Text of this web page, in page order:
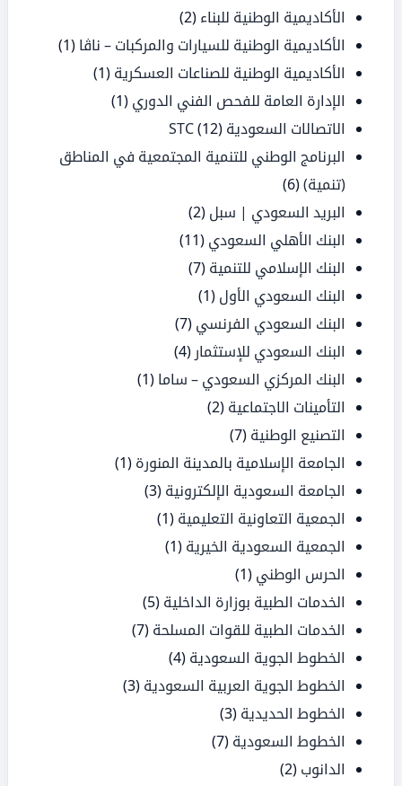
الأكاديمية الوطنية للبناء (2)
الأكاديمية الوطنية للسيارات والمركبات – ناڤا (1)
الأكاديمية الوطنية للصناعات العسكرية (1)
الإدارة العامة للفحص الفني الدوري (1)
الاتصالات السعودية STC (12)
البرنامج الوطني للتنمية المجتمعية في المناطق
(تنمية)(6)
البريد السعودي | سبل (2)
البنك الأهلي السعودي (11)
البنك الإسلامي للتنمية (7)
البنك السعودي الأول (1)
البنك السعودي الفرنسي (7)
البنك السعودي للإستثمار (4)
البنك المركزي السعودي – ساما (1)
التأمينات الاجتماعية (2)
التصنيع الوطنية (7)
الجامعة الإسلامية بالمدينة المنورة (1)
الجامعة السعودية الإلكترونية (3)
الجمعية التعاونية التعليمية (1)
الجمعية السعودية الخيرية (1)
الحرس الوطني (1)
الخدمات الطبية بوزارة الداخلية (5)
الخدمات الطبية للقوات المسلحة (7)
الخطوط الجوية السعودية (4)
الخطوط الجوية العربية السعودية (3)
الخطوط الحديدية (3)
الخطوط السعودية (7)
الدانوب (2)